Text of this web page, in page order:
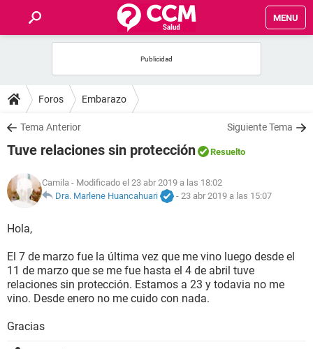
MENU
FOROS
SALUD
NUTRICIÓN
BIENESTAR
SEXUALIDAD
GLOSARIO
Foros Embarazo
Tema Anterior Siguiente Tema
Tuve relaciones sin protección Resuelto
Camila - Modificado el 23 abr 2019 a las 18:02
Dra. Marlene Huancahuari
- 23 abr 2019 a las 15:07
Hola,
El 7 de marzo fue la última vez que me vino luego desde el
11 de marzo que se me fue hasta el 4 de abril tuve
relaciones sin protección. Estamos a 23 y todavia no me
vino. Desde enero no me cuido con nada.
Gracias